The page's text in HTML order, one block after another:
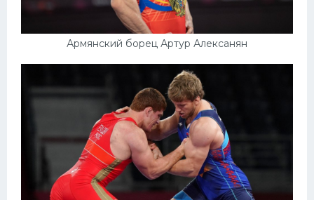
Армянский борец Артур Алексанян